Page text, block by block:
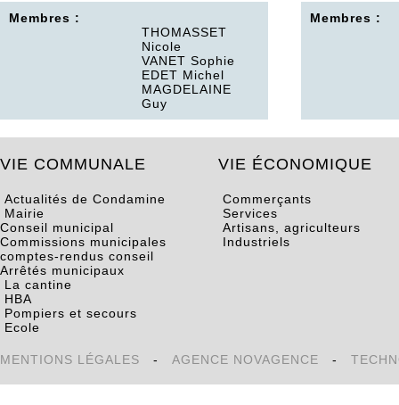
Membres :
THOMASSET
Nicole
VANET Sophie
EDET Michel
MAGDELAINE
Guy
Membres :
VIE COMMUNALE
Actualités de Condamine
Mairie
Conseil municipal
Commissions municipales
comptes-rendus conseil
Arrêtés municipaux
La cantine
HBA
Pompiers et secours
Ecole
VIE ÉCONOMIQUE
Commerçants
Services
Artisans, agriculteurs
Industriels
MENTIONS LÉGALES - AGENCE NOVAGENCE -